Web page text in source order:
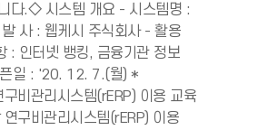
다.◇ 시스템 개요 - 시스템명 :
사 : 웹케시 주식회사 - 활용
: 인터넷 뱅킹, 금융기관 정보
픈일 : '20. 12. 7.(월) *
비관리시스템(rERP) 이용 교육
구비관리시스템(rERP) 이용